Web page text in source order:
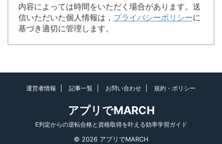
内容によっては時間をいただく場合があります。送
信いただいた個人情報は， プライバシーポリシーに
基づき適切に管理します。
運営者情報 記事一覧 お問い合わせ 規約・ポリシー
アプリでMARCH
E判定からの逆転合格と資格取得を叶える効率学習ガイド
© 2026 アプリでMARCH